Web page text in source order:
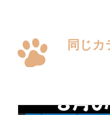
同じ